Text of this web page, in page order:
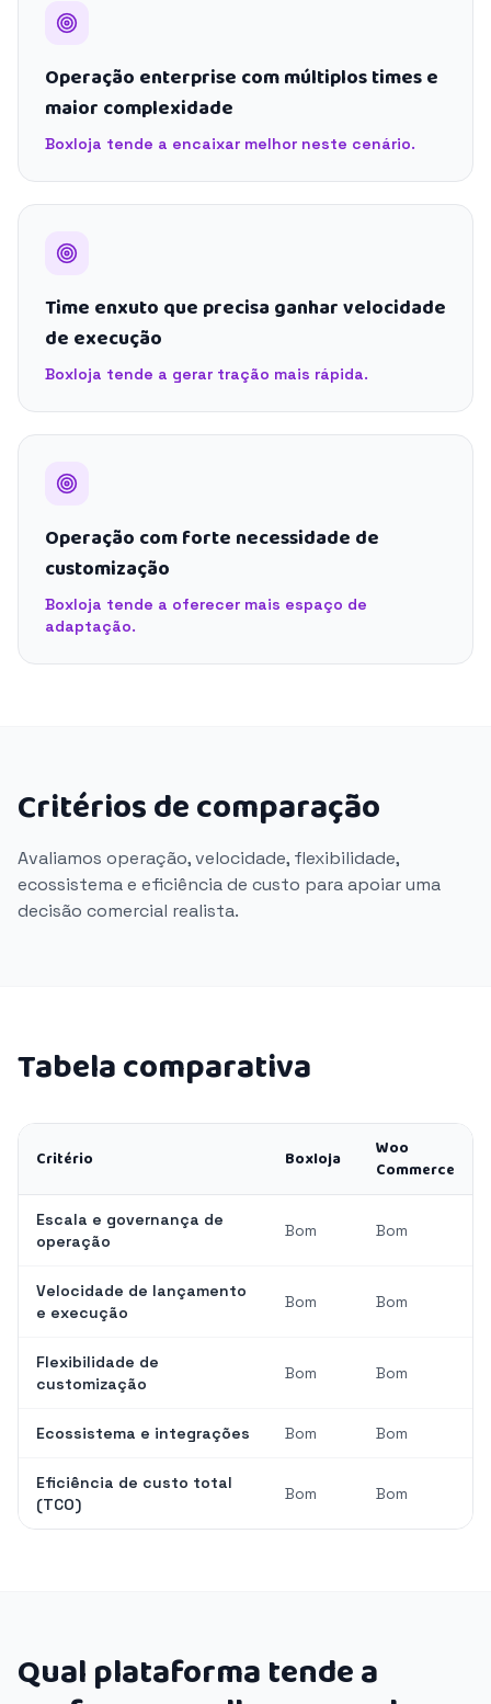
Operação enterprise com múltiplos times e
maior complexidade
Boxloja tende a encaixar melhor neste cenário.
Time enxuto que precisa ganhar velocidade
de execução
Boxloja tende a gerar tração mais rápida.
Operação com forte necessidade de
customização
Boxloja tende a oferecer mais espaço de
adaptação.
Critérios de comparação
Avaliamos operação, velocidade, flexibilidade,
ecossistema e eficiência de custo para apoiar uma
decisão comercial realista.
Tabela comparativa
Critério Boxloja
Woo
Commerce
Escala e governança de
operação
Bom Bom
Velocidade de lançamento
e execução
Bom Bom
Flexibilidade de
customização
Bom Bom
Ecossistema e integrações Bom Bom
Eficiência de custo total
(TCO)
Bom Bom
Qual plataforma tende a